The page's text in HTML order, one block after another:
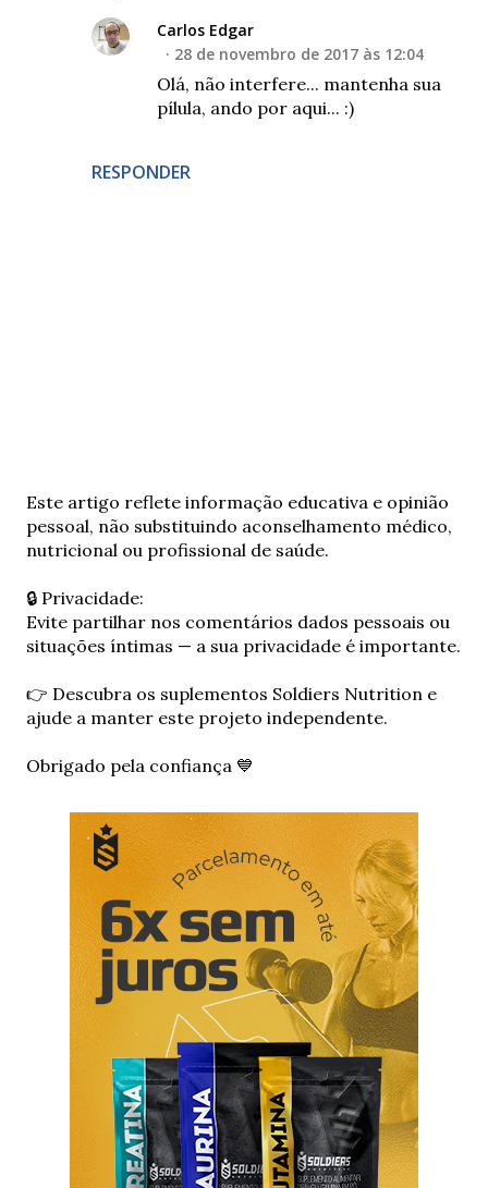
RESPONDER
Carlos Edgar
28 de novembro de 2017 às 12:04
Olá, não interfere... mantenha sua
pílula, ando por aqui... :)
E
n
v
a
r
u
c
o
e
Este artigo reflete informação educativa e opinião
pessoal, não substituindo aconselhamento médico,
nutricional ou profissional de saúde.
🔒 Privacidade:
Evite partilhar nos comentários dados pessoais ou
situações íntimas — a sua privacidade é importante.
👉 Descubra os suplementos Soldiers Nutrition e
ajude a manter este projeto independente.
Obrigado pela confiança 💙